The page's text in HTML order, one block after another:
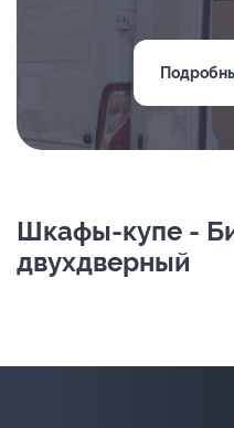
Шкафы-купе -
двухдверный